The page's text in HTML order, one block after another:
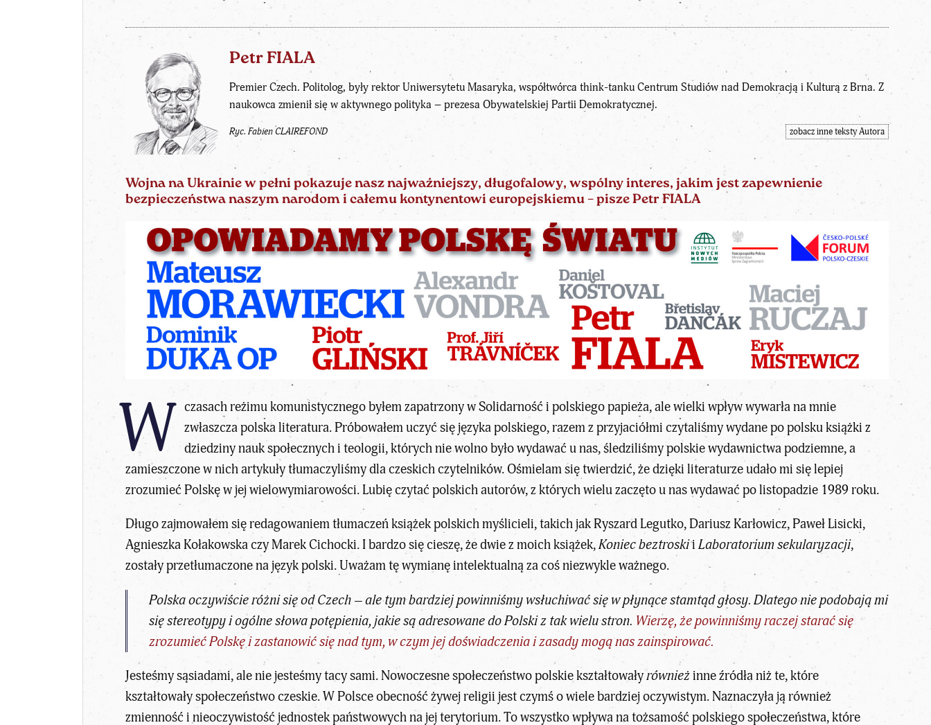
Petr FIALA
Premier Czech. Politolog, były rektor Uniwersytetu Masaryka, współtwórca think-tanku Centrum Studiów nad Demokracją i Kulturą z Brna. Z
naukowca zmienił się w aktywnego polityka – prezesa Obywatelskiej Partii Demokratycznej.
Ryc. Fabien CLAIREFOND zobacz inne teksty Autora
Wojna na Ukrainie w pełni pokazuje nasz najważniejszy, długofalowy, wspólny interes, jakim jest zapewnienie
bezpieczeństwa naszym narodom i całemu kontynentowi europejskiemu – pisze Petr FIALA
W czasach reżimu komunistycznego byłem zapatrzony w Solidarność i polskiego papieża, ale wielki wpływ wywarła na mnie
zwłaszcza polska literatura. Próbowałem uczyć się języka polskiego, razem z przyjaciółmi czytaliśmy wydane po polsku książki z
dziedziny nauk społecznych i teologii, których nie wolno było wydawać u nas, śledziliśmy polskie wydawnictwa podziemne, a
zamieszczone w nich artykuły tłumaczyliśmy dla czeskich czytelników. Ośmielam się twierdzić, że dzięki literaturze udało mi się lepiej
zrozumieć Polskę w jej wielowymiarowości. Lubię czytać polskich autorów, z których wielu zaczęto u nas wydawać po listopadzie 1989 roku.
Długo zajmowałem się redagowaniem tłumaczeń książek polskich myślicieli, takich jak Ryszard Legutko, Dariusz Karłowicz, Paweł Lisicki,
Agnieszka Kołakowska czy Marek Cichocki. I bardzo się cieszę, że dwie z moich książek,Koniec beztroskiiLaboratorium sekularyzacji,
zostały przetłumaczone na język polski. Uważam tę wymianę intelektualną za coś niezwykle ważnego.
Polska oczywiście różni się odCzech – ale tym bardziej powinniśmy wsłuchiwać się w płynące stamtąd głosy. Dlatego nie podobają mi
się stereotypy i ogólne słowa potępienia, jakie są adresowane do Polski z tak wielu stron. Wierzę, że powinniśmy raczej starać się
zrozumieć Polskę i zastanowić się nad tym, w czym jej doświadczenia i zasady mogą nas zainspirować.
Jesteśmy sąsiadami, ale nie jesteśmy tacy sami. Nowoczesne społeczeństwo polskie kształtowałyrównieżinne źródła niż te, które
kształtowały społeczeństwo czeskie. W Polsce obecność żywej religii jest czymś o wiele bardziej oczywistym. Naznaczyła ją również
zmienność i nieoczywistość jednostek państwowych na jej terytorium. To wszystko wpływa na tożsamość polskiego społeczeństwa, które